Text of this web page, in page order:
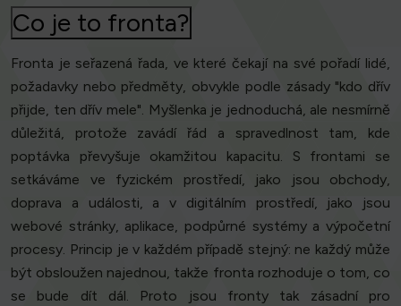
Co je to fronta?
Fronta je seřazená řada, ve které čekají na své pořadí lidé,
požadavky nebo předměty, obvykle podle zásady "kdo dřív
přijde, ten dřív mele". Myšlenka je jednoduchá, ale nesmírně
důležitá, protože zavádí řád a spravedlnost tam, kde
poptávka převyšuje okamžitou kapacitu. S frontami se
setkáváme ve fyzickém prostředí, jako jsou obchody,
doprava a události, a v digitálním prostředí, jako jsou
webové stránky, aplikace, podpůrné systémy a výpočetní
procesy. Princip je v každém případě stejný: ne každý může
být obsloužen najednou, takže fronta rozhoduje o tom, co
se bude dít dál. Proto jsou fronty tak zásadní pro